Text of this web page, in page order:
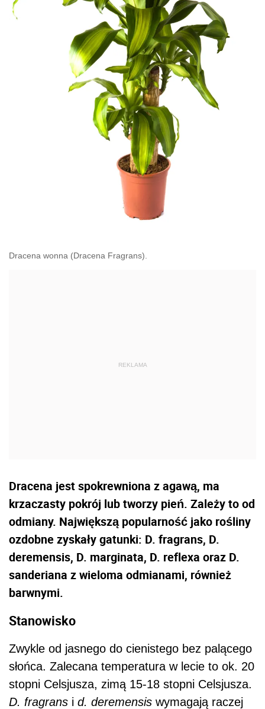
Dracena wonna (Dracena Fragrans).
Dracena jest spokrewniona z agawą, ma
krzaczasty pokrój lub tworzy pień. Zależy to od
odmiany. Największą popularność jako rośliny
ozdobne zyskały gatunki: D. fragrans, D.
deremensis, D. marginata, D. reflexa oraz D.
sanderiana z wieloma odmianami, również
barwnymi.
Stanowisko
Zwykle od jasnego do cienistego bez palącego
słońca. Zalecana temperatura w lecie to ok. 20
stopni Celsjusza, zimą 15-18 stopni Celsjusza.
D. fragrans i d. deremensis wymagają raczej